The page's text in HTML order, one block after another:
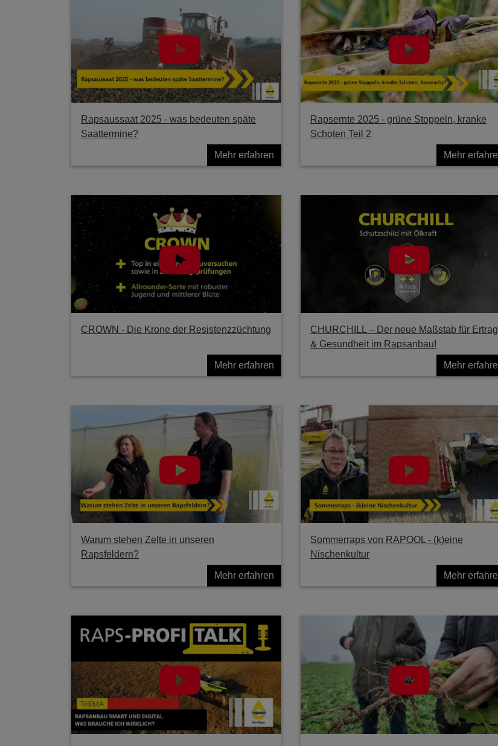
Rapsaussaat 2025 - was bedeuten späte
Saattermine?
Mehr erfahren
Rapsernte 2025 - grüne Stoppeln, kranke
Schoten Teil 2
Mehr
CROWN - Die Krone der Resistenzzüchtung
Mehr erfahren
CHURCHILL – Der neue Maßstab für Ertrag
& Gesundheit im Rapsanbau!
Mehr
Warum stehen Zelte in unseren
Rapsfeldern?
Mehr erfahren
Sommerraps von RAPOOL - (k)eine
Nischenkultur
Mehr